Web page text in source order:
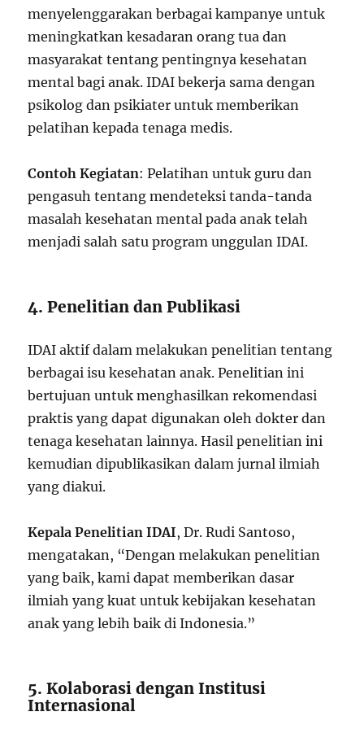
menyelenggarakan berbagai kampanye untuk
meningkatkan kesadaran orang tua dan
masyarakat tentang pentingnya kesehatan
mental bagi anak. IDAI bekerja sama dengan
psikolog dan psikiater untuk memberikan
pelatihan kepada tenaga medis.
Contoh Kegiatan: Pelatihan untuk guru dan
pengasuh tentang mendeteksi tanda-tanda
masalah kesehatan mental pada anak telah
menjadi salah satu program unggulan IDAI.
4. Penelitian dan Publikasi
IDAI aktif dalam melakukan penelitian tentang
berbagai isu kesehatan anak. Penelitian ini
bertujuan untuk menghasilkan rekomendasi
praktis yang dapat digunakan oleh dokter dan
tenaga kesehatan lainnya. Hasil penelitian ini
kemudian dipublikasikan dalam jurnal ilmiah
yang diakui.
Kepala Penelitian IDAI, Dr. Rudi Santoso,
mengatakan, “Dengan melakukan penelitian
yang baik, kami dapat memberikan dasar
ilmiah yang kuat untuk kebijakan kesehatan
anak yang lebih baik di Indonesia.”
5. Kolaborasi dengan Institusi
Internasional